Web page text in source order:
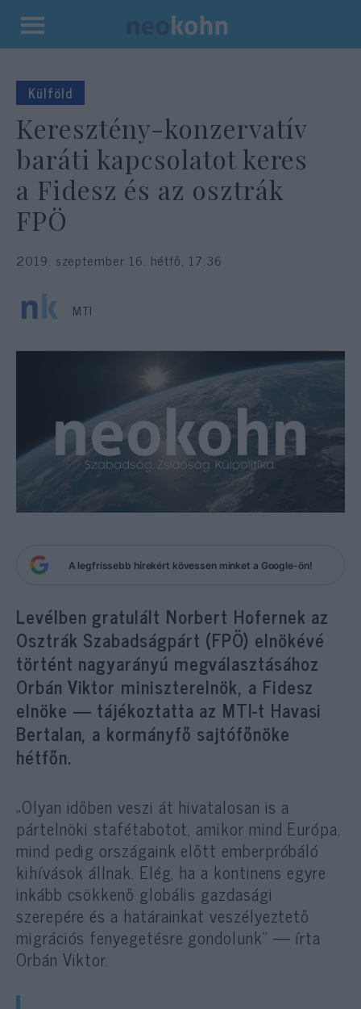
Kilépés
tartalomba
Külföld
Keresztény-konzervatív
baráti kapcsolatot keres
a Fidesz és az osztrák
FPÖ
2019. szeptember 16. hétfő, 17:36
MTI
A legfrissebb hírekért kövessen minket a Google-ön!
Levélben gratulált Norbert Hofernek az
Osztrák Szabadságpárt (FPÖ) elnökévé
történt nagyarányú megválasztásához
Orbán Viktor miniszterelnök, a Fidesz
elnöke — tájékoztatta az MTI-t Havasi
Bertalan, a kormányfő sajtófőnöke
hétfőn.
„Olyan időben veszi át hivatalosan is a
pártelnöki stafétabotot, amikor mind Európa,
mind pedig országaink előtt emberpróbáló
kihívások állnak. Elég, ha a kontinens egyre
inkább csökkenő globális gazdasági
szerepére és a határainkat veszélyeztető
migrációs fenyegetésre gondolunk” — írta
Orbán Viktor.